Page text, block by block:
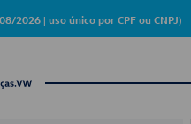
2026 | uso único por CPF ou CNPJ)